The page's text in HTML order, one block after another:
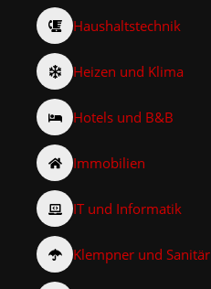
Haushaltstechnik
Heizen und Klima
Hotels und B&B
Immobilien
IT und Informatik
Klempner und Sanitär